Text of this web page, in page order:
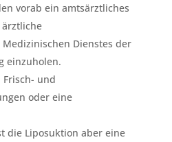
vorab ein amtsärztliches
Dienstes der
einzuholen.
Frisch- und
oder eine
die Liposuktion aber eine